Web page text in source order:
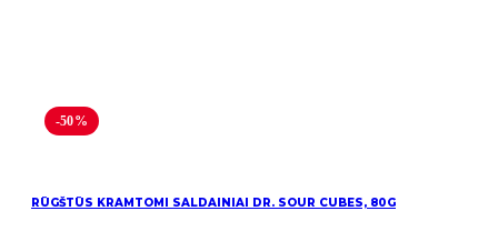
-50%
RŪGŠTŪS KRAMTOMI SALDAINIAI DR. SOUR CUBES, 80G